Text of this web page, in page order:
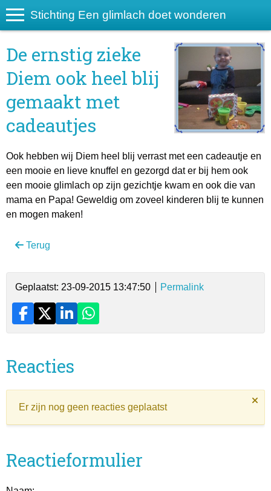
Stichting Een glimlach doet wonderen
De ernstig zieke
Diem ook heel blij
gemaakt met
cadeautjes
Ook hebben wij Diem heel blij verrast met een cadeautje en
een mooie en lieve knuffel en gezorgd dat er bij hem ook
een mooie glimlach op zijn gezichtje kwam en ook die van
mama en Papa! Geweldig om zoveel kinderen blij te kunnen
en mogen maken!
Terug
Geplaatst: 23-09-2015 13:47:50 Permalink
Reacties
Er zijn nog geen reacties geplaatst
Reactieformulier